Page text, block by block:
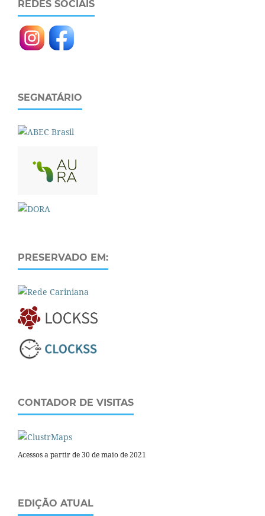
REDES SOCIAIS
SEGNATÁRIO
PRESERVADO EM:
CONTADOR DE VISITAS
Acessos a partir de 30 de maio de 2021
EDIÇÃO ATUAL